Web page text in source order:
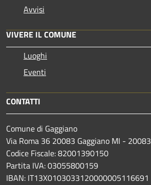
Avvisi
VIVERE IL COMUNE
Luoghi
Eventi
CONTATTI
Comune di Gaggiano
Via Roma 36 20083 Gaggiano MI - 20083
Codice Fiscale: 82001390150
Partita IVA: 03055800159
IBAN: IT13X0103033120000005116691